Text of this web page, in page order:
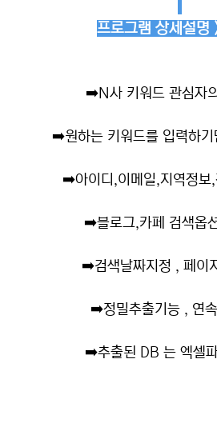
프로그램 상세설명
➡️N사 키워드 관심자
➡️원하는 키워드를 입력하
➡️아이디,이메일,지역정보
➡️블로그,카페 검색옵
➡️검색날짜지정 , 페이
➡️정밀추출기능 , 연
➡️추출된 DB 는 엑셀